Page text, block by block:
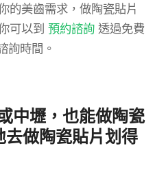
的美齒需求，做陶瓷貼片
可以到 預約諮詢 透過免費
詢時間。
中壢，也能做陶瓷
做陶瓷貼片划得